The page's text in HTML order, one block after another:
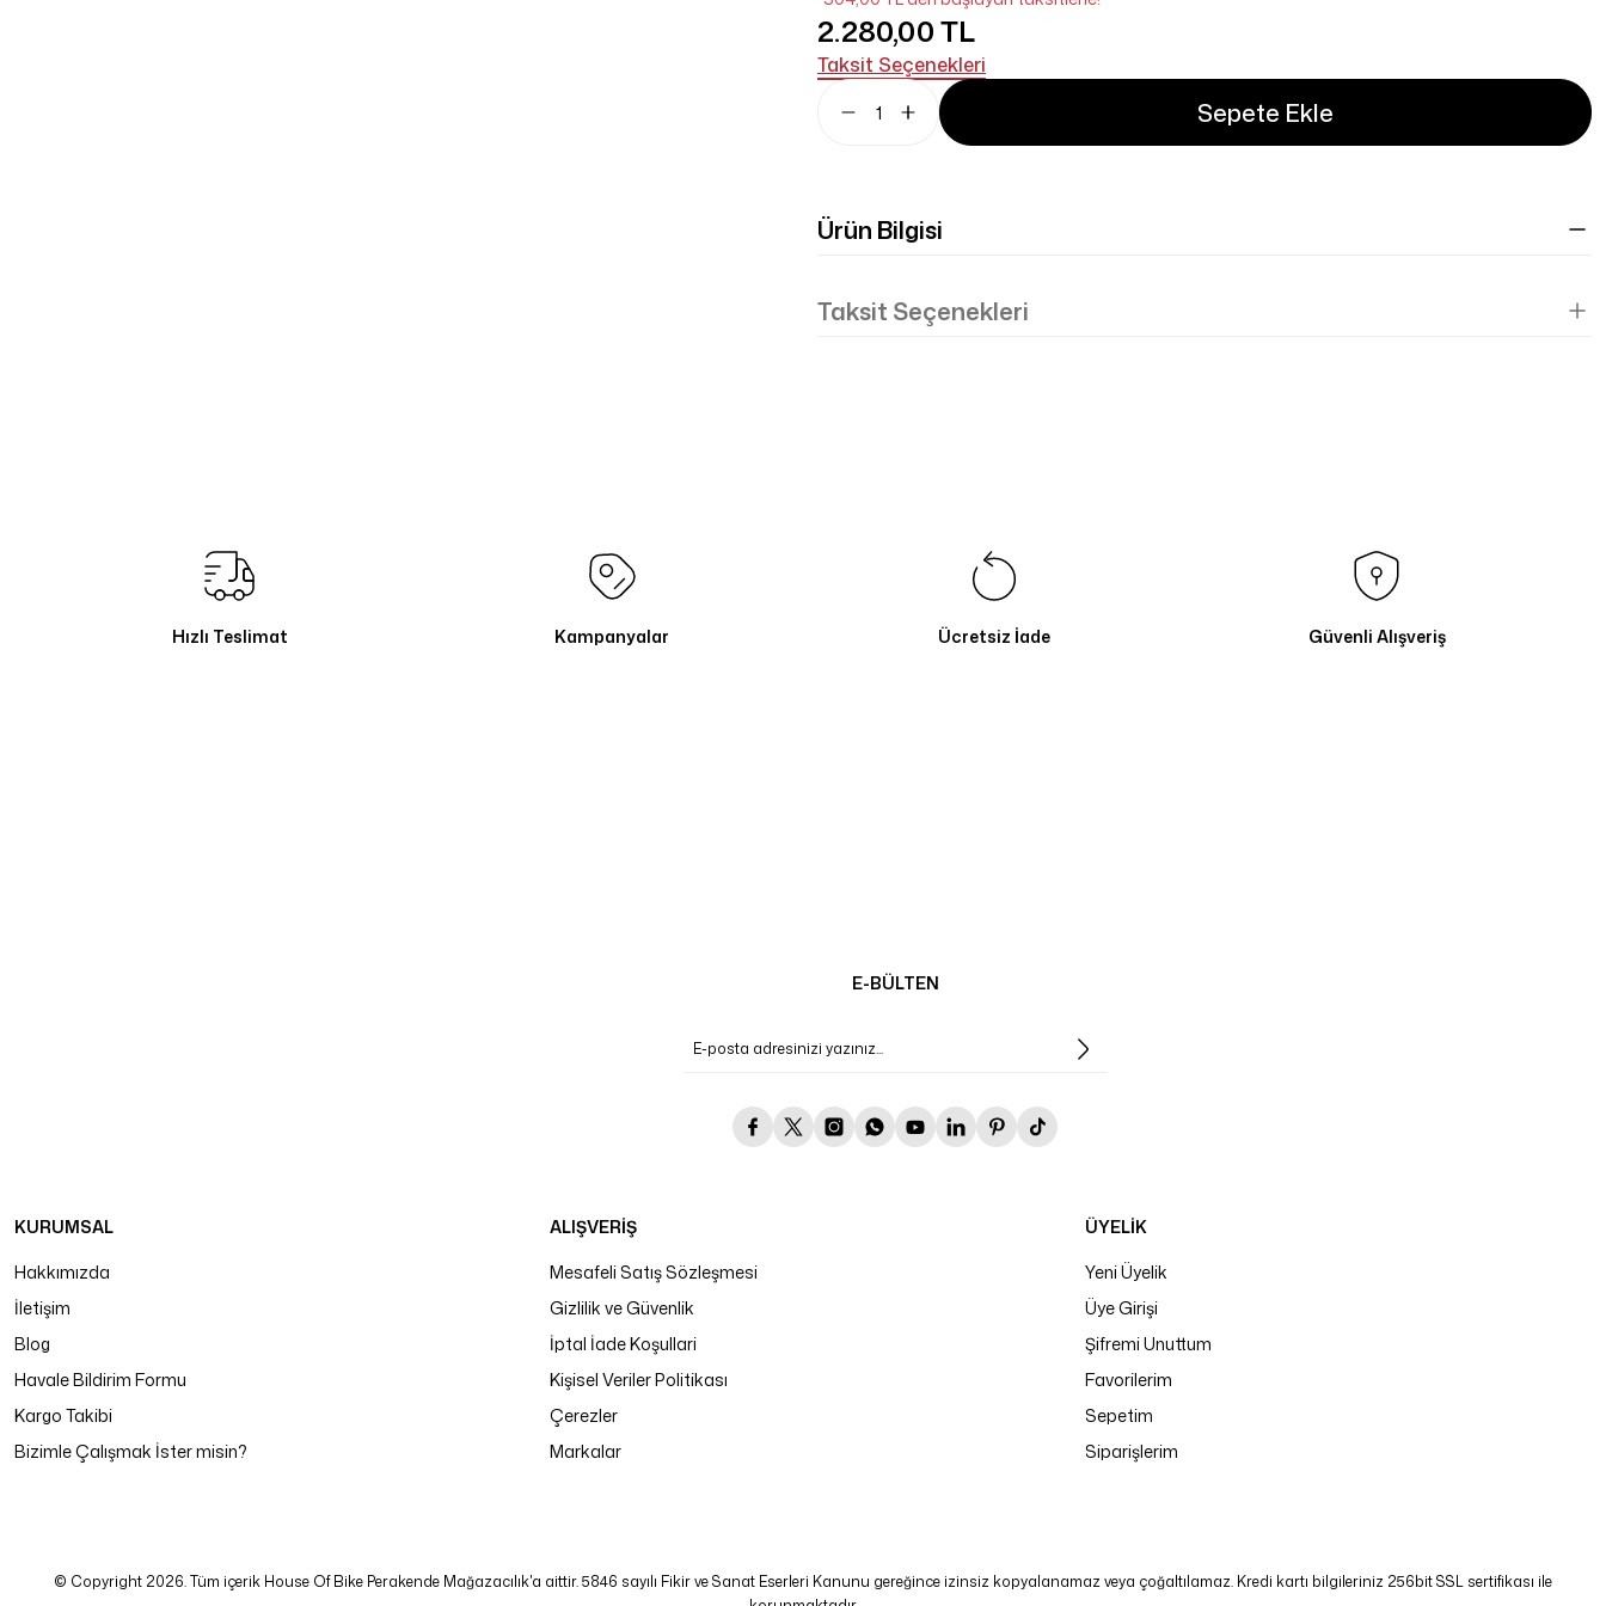
2.280,00 TL
Taksit Seçenekleri
Sepete Ekle
Ürün Bilgisi
Taksit Seçenekleri
Hızlı Teslimat Kampanyalar Ücretsiz İade Güvenli Alışveriş
E-BÜLTEN
KURUMSAL
Hakkımızda
İletişim
Blog
Havale Bildirim Formu
Kargo Takibi
Bizimle Çalışmak İster misin?
ALIŞVERİŞ
Mesafeli Satış Sözleşmesi
Gizlilik ve Güvenlik
İptal İade Koşullari
Kişisel Veriler Politikası
Çerezler
Markalar
ÜYELİK
Yeni Üyelik
Üye Girişi
Şifremi Unuttum
Favorilerim
Sepetim
Siparişlerim
© Copyright 2026. Tüm içerik House Of Bike Perakende Mağazacılık'a aittir. 5846 sayılı Fikir ve Sanat Eserleri Kanunu gereğince izinsiz kopyalanamaz veya çoğaltılamaz. Kredi kartı bilgileriniz 256bit SSL sertifikası ile